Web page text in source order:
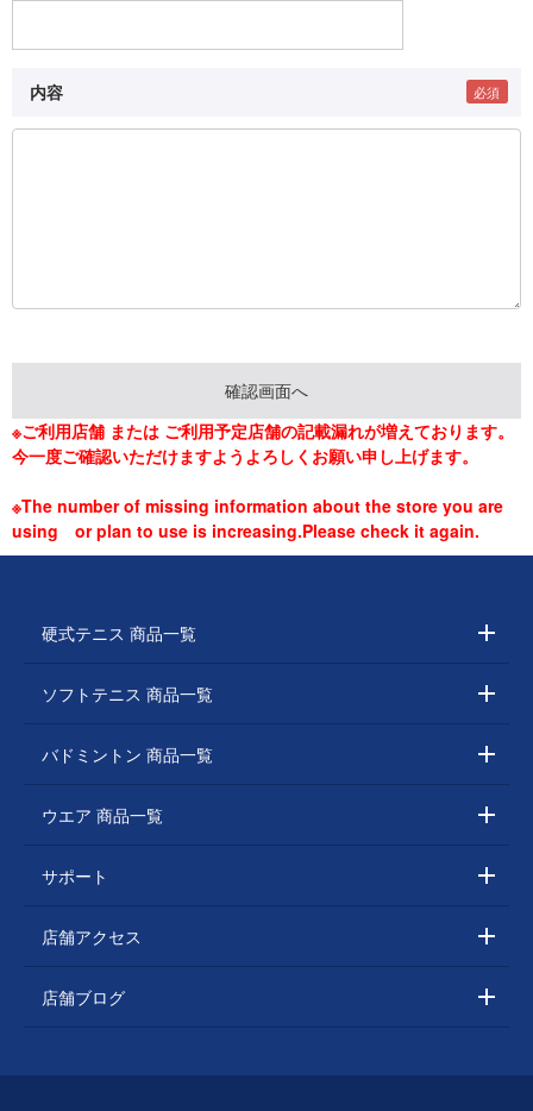
内容
※ご利用店舗 または ご利用予定店舗の記載漏れが増えております。
今一度ご確認いただけますようよろしくお願い申し上げます。
※The number of missing information about the store you are
using or plan to use is increasing.Please check it again.
硬式テニス 商品一覧
ソフトテニス 商品一覧
バドミントン 商品一覧
ウエア 商品一覧
サポート
店舗アクセス
店舗ブログ